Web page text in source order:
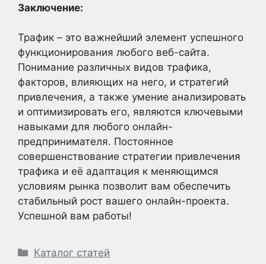
Заключение:
Трафик – это важнейший элемент успешного
функционирования любого веб-сайта.
Понимание различных видов трафика,
факторов, влияющих на него, и стратегий
привлечения, а также умение анализировать
и оптимизировать его, являются ключевыми
навыками для любого онлайн-
предпринимателя. Постоянное
совершенствование стратегии привлечения
трафика и её адаптация к меняющимся
условиям рынка позволит вам обеспечить
стабильный рост вашего онлайн-проекта.
Успешной вам работы!
Рубрики
Каталог статей